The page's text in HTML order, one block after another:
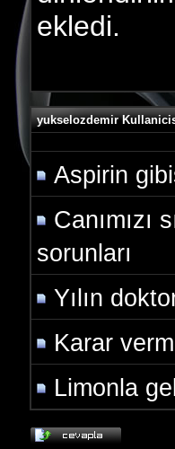
ekledi.
yukselozdemir
Aspirin
Canımızı
sorunları
Yılın
Karar
Limonla